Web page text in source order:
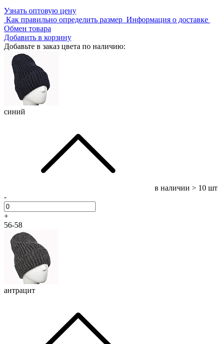
Узнать оптовую цену
Как правильно определить размер Информация о доставке
Обмен товара
Добавить в корзину
Добавьте в заказ цвета по наличию:
синий
в наличии > 10 шт
-
+
56-58
антрацит